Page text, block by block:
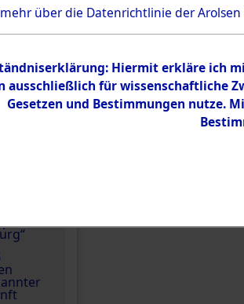
aus
Einen Kommentar
über die Datenrichtlinie der Arolsen
Hiermit erkläre ich
ausschließlich für wissenschaftliche
Gesetzen und Bestimmungen nutze.